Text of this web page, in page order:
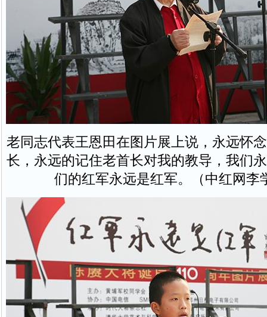
老同志代表王恩田在图片展上说，永远怀
长，永远的记住老首长对我的教导，我们
们的红军永远是红军。（中红网李